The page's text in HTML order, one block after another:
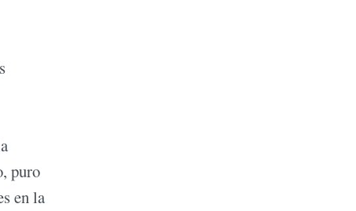
puro
en la